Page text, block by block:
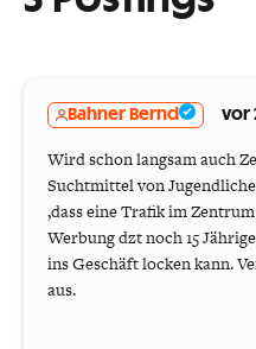
Bahner Bernd vor
Wird schon langsam auch
Suchtmittel von
,dass eine Trafik im
Werbung dzt noch 15
ins Geschäft locken kann.
aus.